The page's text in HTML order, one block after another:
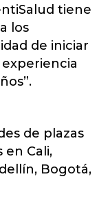
tiene
los
de iniciar
de plazas
en Cali,
Bogotá,